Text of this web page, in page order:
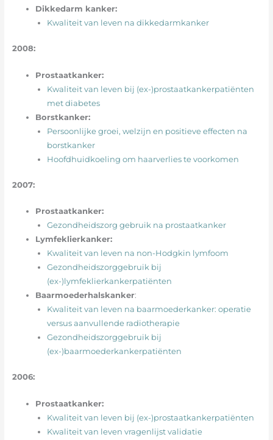
Dikkedarm kanker:
Kwaliteit van leven na dikkedarmkanker
2008:
Prostaatkanker:
Kwaliteit van leven bij (ex-)prostaatkankerpatiënten
met diabetes
Borstkanker:
Persoonlijke groei, welzijn en positieve effecten na
borstkanker
Hoofdhuidkoeling om haarverlies te voorkomen
2007:
Prostaatkanker:
Gezondheidszorg gebruik na prostaatkanker
Lymfeklierkanker:
Kwaliteit van leven na non-Hodgkin lymfoom
Gezondheidszorggebruik bij
(ex-)lymfeklierkankerpatiënten
Baarmoederhalskanker:
Kwaliteit van leven na baarmoederkanker: operatie
versus aanvullende radiotherapie
Gezondheidszorggebruik bij
(ex-)baarmoederkankerpatiënten
2006:
Prostaatkanker:
Kwaliteit van leven bij (ex-)prostaatkankerpatiënten
Kwaliteit van leven vragenlijst validatie